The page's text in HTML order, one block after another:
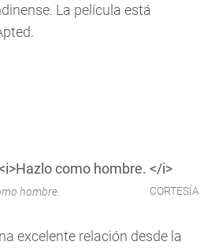
La película está
hombre. CORTESÍA
excelente relación desde la